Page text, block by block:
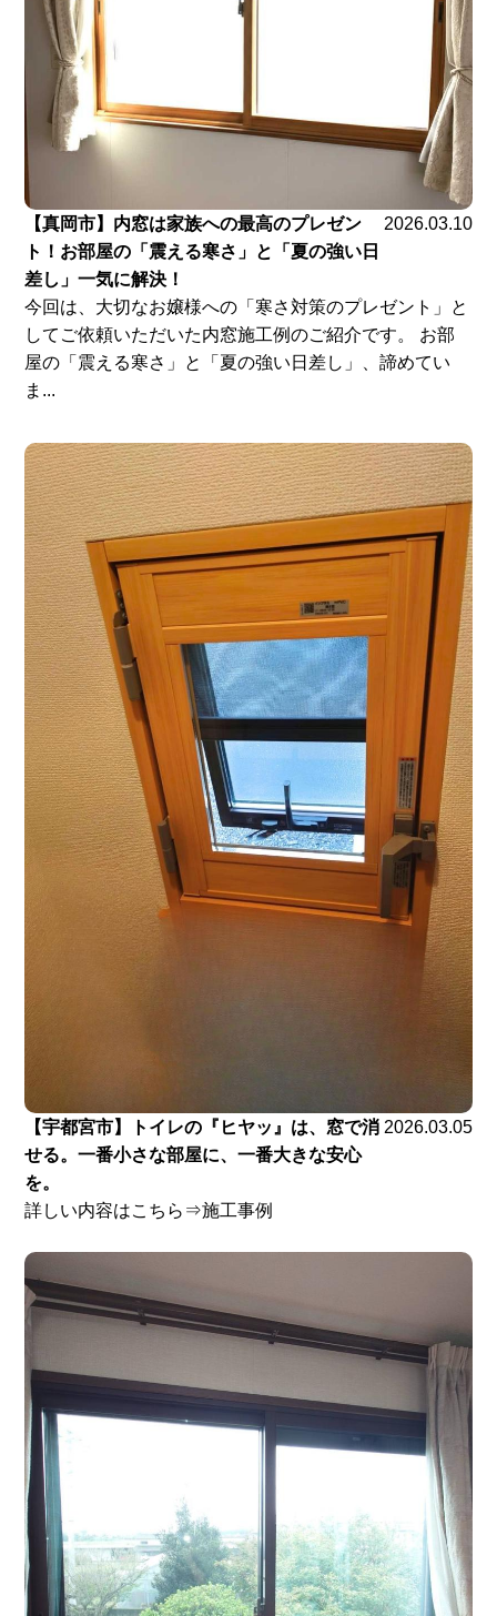
【真岡市】内窓は家族への最高のプレゼン
ト！お部屋の「震える寒さ」と「夏の強い日
差し」一気に解決！
2026.03.10
今回は、大切なお嬢様への「寒さ対策のプレゼント」と
してご依頼いただいた内窓施工例のご紹介です。 お部
屋の「震える寒さ」と「夏の強い日差し」、諦めてい
ま...
【宇都宮市】トイレの『ヒヤッ』は、窓で消
せる。一番小さな部屋に、一番大きな安心
を。
2026.03.05
詳しい内容はこちら⇒施工事例